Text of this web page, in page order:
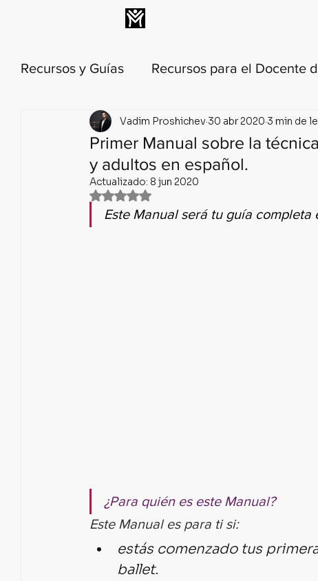
Recursos y Guías Recursos para el Docente
Técnica y metodología de la danza
Anatomía y biomecánica de danza
Primer Manual sobre la
y adultos en español.
Vadim Proshichev 30 abr 2020 3 min de
Actualizado: 8 jun 2020
Obtuvo NaN de 5 estrellas.
Este Manual será tu guía
¿Para quién es este Manual?
Este Manual es para ti si:
estás comenzado tus
ballet.